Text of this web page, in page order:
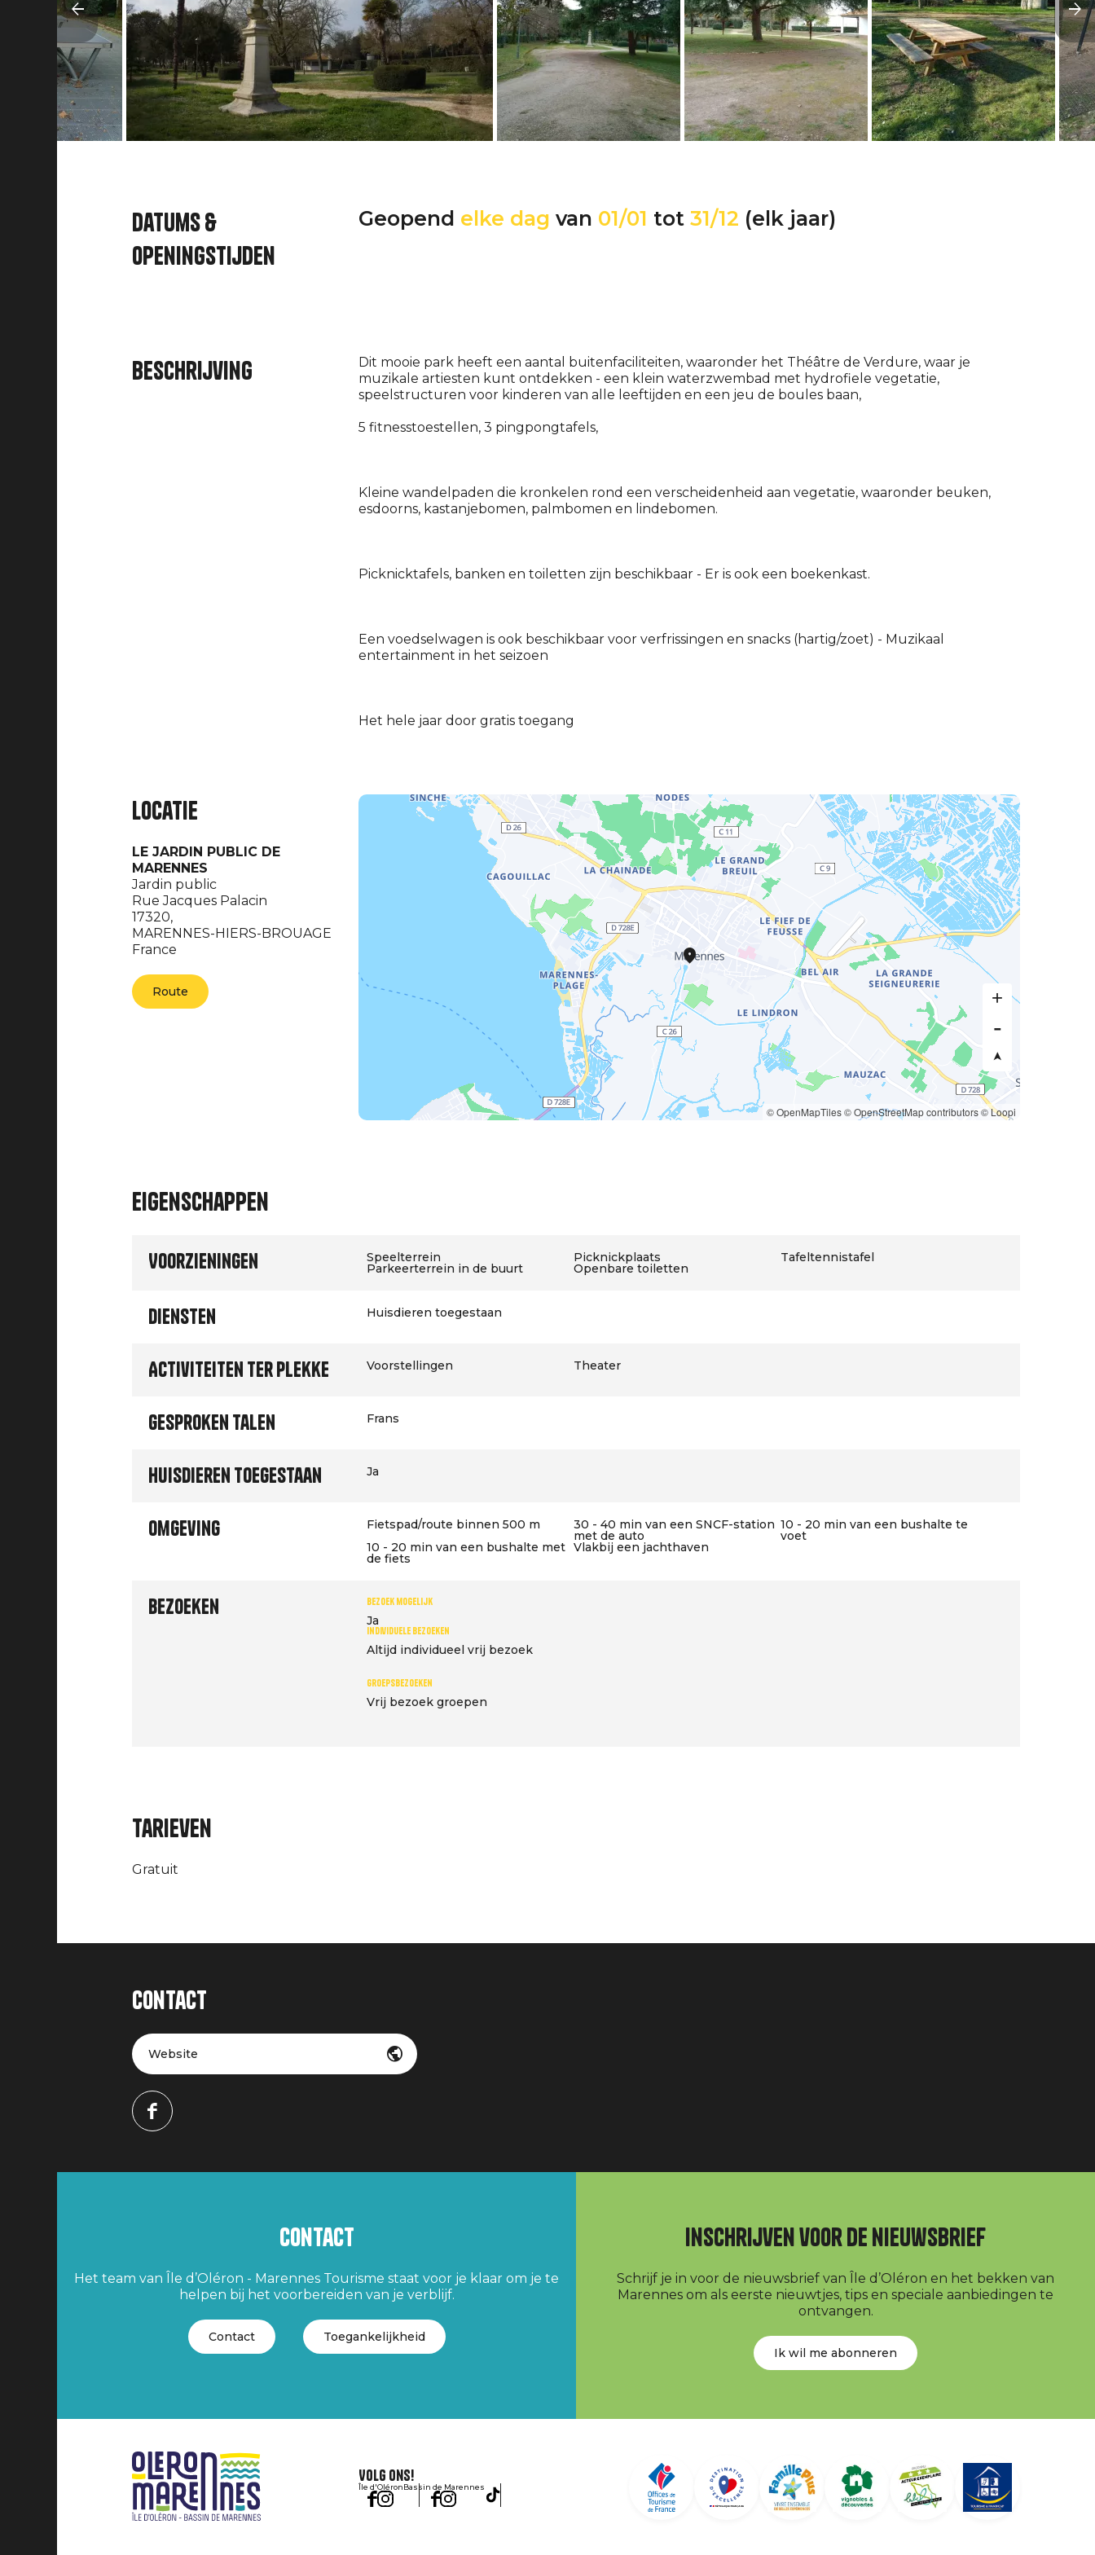
Datums &
openingstijden
Geopend elke dag van 01/01 tot 31/12 (elk jaar)
Beschrijving
Dit mooie park heeft een aantal buitenfaciliteiten, waaronder het Théâtre de Verdure, waar je
muzikale artiesten kunt ontdekken - een klein waterzwembad met hydrofiele vegetatie,
speelstructuren voor kinderen van alle leeftijden en een jeu de boules baan,
5 fitnesstoestellen, 3 pingpongtafels,
Kleine wandelpaden die kronkelen rond een verscheidenheid aan vegetatie, waaronder beuken,
esdoorns, kastanjebomen, palmbomen en lindebomen.
Picknicktafels, banken en toiletten zijn beschikbaar - Er is ook een boekenkast.
Een voedselwagen is ook beschikbaar voor verfrissingen en snacks (hartig/zoet) - Muzikaal
entertainment in het seizoen
Het hele jaar door gratis toegang
Locatie
LE JARDIN PUBLIC DE
MARENNES
Jardin public
Rue Jacques Palacin
17320,
MARENNES-HIERS-BROUAGE
France
Route
© OpenMapTiles© OpenStreetMap contributors© Loopi
Eigenschappen
Voorzieningen Speelterrein Picknickplaats Tafeltennistafel
Parkeerterrein in de buurt Openbare toiletten
Diensten Huisdieren toegestaan
Activiteiten ter plekke Voorstellingen Theater
Gesproken talen Frans
Huisdieren toegestaan Ja
Omgeving Fietspad/route binnen 500 m 30 - 40 min van een SNCF-station
met de auto
10 - 20 min van een bushalte te
voet
10 - 20 min van een bushalte met
de fiets
Vlakbij een jachthaven
Bezoeken Bezoek mogelijk
Ja
Individuele bezoeken
Altijd individueel vrij bezoek
Groepsbezoeken
Vrij bezoek groepen
Tarieven
Gratuit
Contact
Website
Contact
Het team van Île d’Oléron - Marennes Tourisme staat voor je klaar om je te
helpen bij het voorbereiden van je verblijf.
Contact Toegankelijkheid
Inschrijven voor de nieuwsbrief
Schrijf je in voor de nieuwsbrief van Île d’Oléron en het bekken van
Marennes om als eerste nieuwtjes, tips en speciale aanbiedingen te
ontvangen.
Ik wil me abonneren
Volg ons!
Île d'OléronBassin de Marennes